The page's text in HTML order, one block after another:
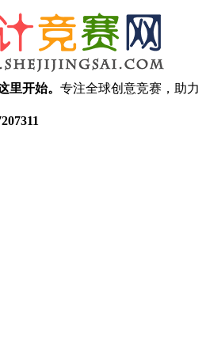
里开始。 专注全球创意竞赛，助力